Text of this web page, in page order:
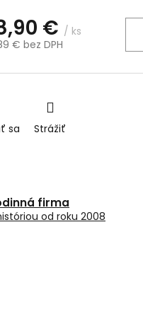
€ / ks
€ bez DPH
sa Strážiť
firma
od roku 2008